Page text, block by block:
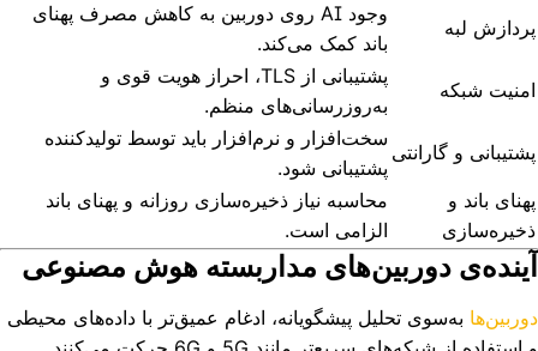
پردازش لبه
وجود AI روی دوربین به کاهش مصرف پهنای
باند کمک می‌کند.
امنیت شبکه
پشتیبانی از TLS، احراز هویت قوی و
به‌روزرسانی‌های منظم.
پشتیبانی و گارانتی
سخت‌افزار و نرم‌افزار باید توسط تولیدکننده
پشتیبانی شود.
پهنای باند و
ذخیره‌سازی
محاسبه نیاز ذخیره‌سازی روزانه و پهنای باند
الزامی است.
آینده‌ی دوربین‌های مداربسته هوش مصنوعی
دوربین‌ها به‌سوی تحلیل پیشگویانه، ادغام عمیق‌تر با داده‌های محیطی